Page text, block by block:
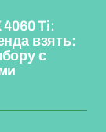
4060 Ti:
взять:
с